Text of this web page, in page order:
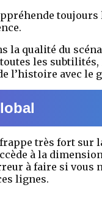
la qualité du
les subtilités,
l’histoire avec le
très fort sur
à la
à faire si vous
lignes.